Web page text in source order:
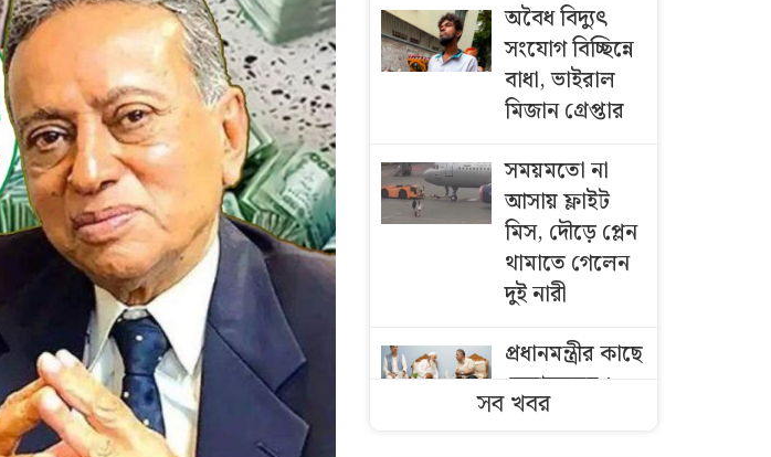
অবৈধ বিদ্যুৎ
সংযোগ বিচ্ছিন্নে
বাধা, ভাইরাল
মিজান গ্রেপ্তার
সময়মতো না
আসায় ফ্লাইট
মিস, দৌড়ে প্লেন
থামাতে গেলেন
দুই নারী
প্রধানমন্ত্রীর কাছে
হেফাজতের ৯
দাবি
সব খবর